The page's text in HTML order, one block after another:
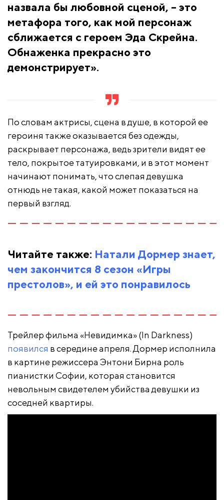
назвала бы любовной сценой, – это
метафора того, как мой персонаж
сближается с героем Эда Скрейна.
Обнаженка прекрасно это
демонстрирует».
По словам актрисы, сцена в душе, в которой ее
героиня также оказывается без одежды,
раскрывает персонажа, ведь зрители видят ее
тело, покрытое татуировками, и в этот момент
начинают понимать, что слепая девушка
отнюдь не такая, какой может показаться на
первый взгляд.
Читайте также: Натали Дормер знает,
чем закончится 8 сезон «Игры
престолов», и ей это понравилось
Трейлер фильма «Невидимка» (In Darkness)
появился в середине апреля. Дормер исполнила
в картине режиссера Энтони Бирна роль
пианистки Софии, которая становится
невольным свидетелем убийства девушки из
соседней квартиры.